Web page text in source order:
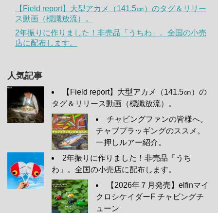
【Field report】大型アカメ（141.5㎝）のタグ＆リリー
ス動画（標識放流）。
2年振りに作りました！非売品「うちわ」。全国の小売
店に配布します。
人気記事
【Field report】大型アカメ（141.5㎝）の
タグ＆リリース動画（標識放流）。
チャビングファンの皆様へ。
チャブプラッギングのススメ。
一押しルアー紹介。
2年振りに作りました！非売品「うち
わ」。全国の小売店に配布します。
【2026年７月発売】elfinマイ
クロシケイダーF チャビングチ
ューン